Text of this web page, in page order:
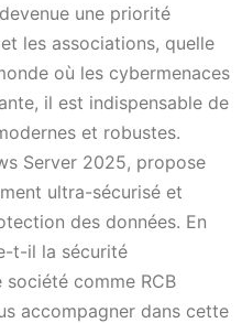
une priorité
les associations, quelle
où les cybermenaces
il est indispensable de
et robustes.
Server 2025, propose
ultra-sécurisé et
des données. En
t-il la sécurité
comme RCB
accompagner dans cette